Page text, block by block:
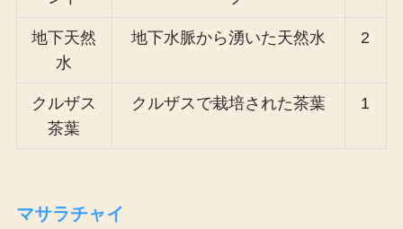
地下天然
水
地下水脈から湧いた天然水 2
クルザス
茶葉
クルザスで栽培された茶葉 1
マサラチャイ